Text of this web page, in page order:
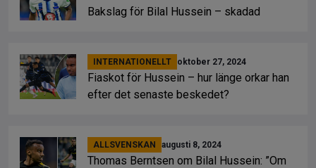
Bakslag för Bilal Hussein – skadad
INTERNATIONELLT oktober 27, 2024
Fiaskot för Hussein – hur länge orkar han
efter det senaste beskedet?
ALLSVENSKAN augusti 8, 2024
Thomas Berntsen om Bilal Hussein: ”Om